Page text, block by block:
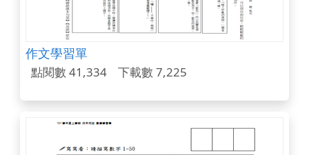
作文學習單
點閱數 41,334 下載數 7,225